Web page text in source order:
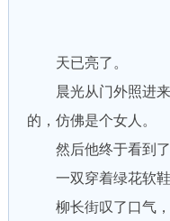
天已亮了。
晨光从门外照进来
的，仿佛是个女人。
然后他终于看到了
一双穿着绿花软鞋
柳长街叹了口气，